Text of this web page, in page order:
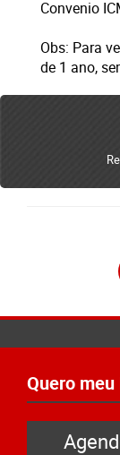
Convenio
Obs: Para
de 1 ano,
Quero meu